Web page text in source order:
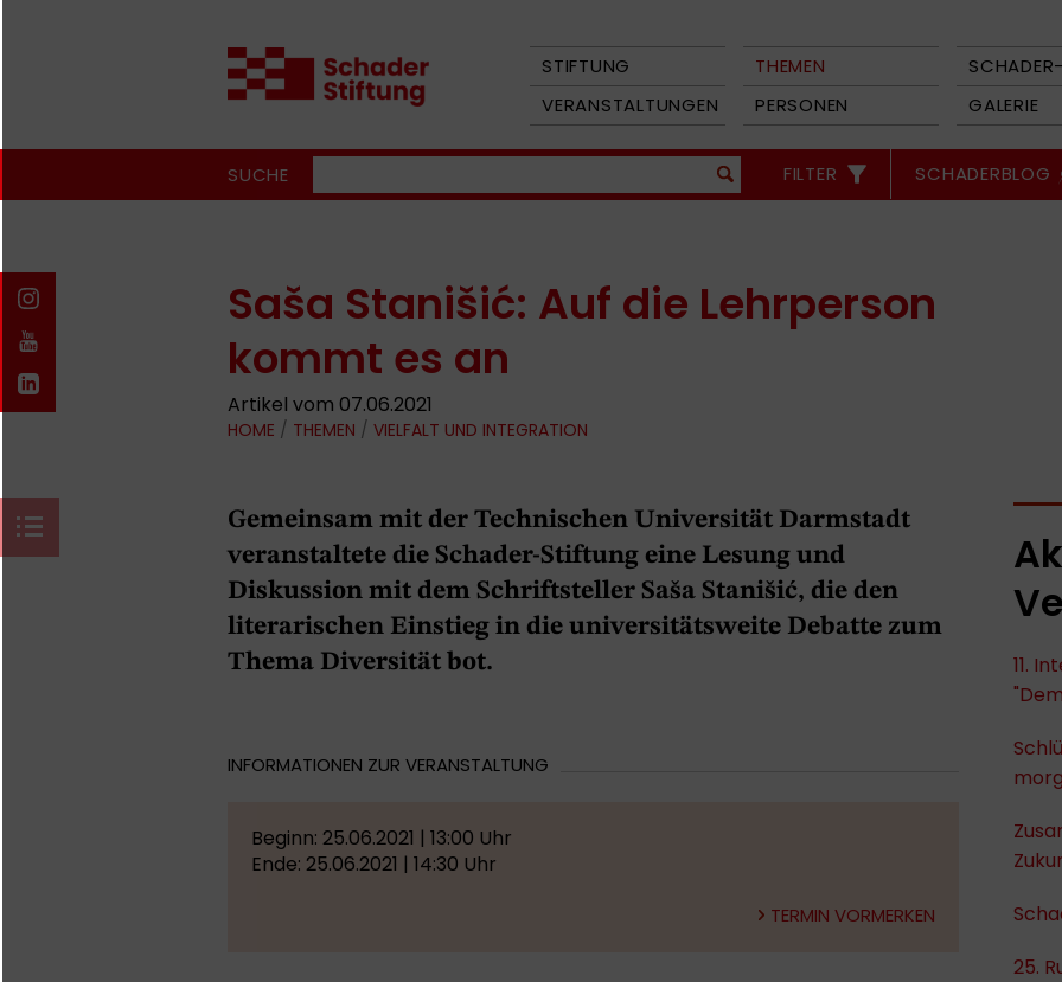
STIFTUNG THEMEN
VERANSTALTUNGEN
PERSONEN GALERIE
SUCHE FILTER SCHADERBLOG
Saša Stanišić: Auf die Lehrperson
kommt es an
Artikel vom 07.06.2021
HOME / THEMEN / VIELFALT UND INTEGRATION
Gemeinsam mit der Technischen Universität Darmstadt
veranstaltete die Schader-Stiftung eine Lesung und
Diskussion mit dem Schriftsteller Saša Stanišić, die den
literarischen Einstieg in die universitätsweite Debatte zum
Thema Diversität bot.
INFORMATIONEN ZUR VERANSTALTUNG
Beginn: 25.06.2021 | 13:00 Uhr
Ende: 25.06.2021 | 14:30 Uhr
TERMIN VORMERKEN
11.
25.